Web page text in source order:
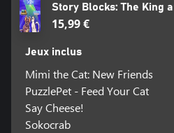
Story Blocks: The King
15,99 €
Jeux inclus
Mimi the Cat: New Friends
PuzzlePet - Feed Your Cat
Say Cheese!
Sokocrab